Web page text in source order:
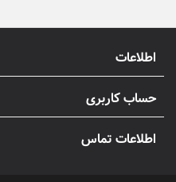
اطلاعات
حساب کاربری
اطلاعات تماس